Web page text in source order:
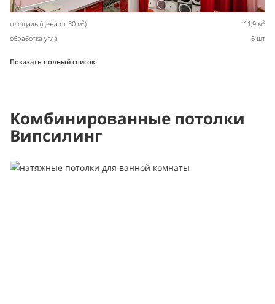
площадь (цена от 30 м2) 11,9 м2
обработка угла 6 шт
Показать полный список
Комбинированные потолки
Випсилинг